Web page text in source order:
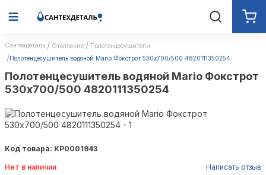
Сантехдеталь Отопление
Полотенцесушители
Полотенцесушитель водяной Mario Фокстрот 530х700/500 4820111350254
Полотенцесушитель водяной Mario Фокстрот
530х700/500 4820111350254
Код товара: КР0001943
Нет в наличии Написать отзыв